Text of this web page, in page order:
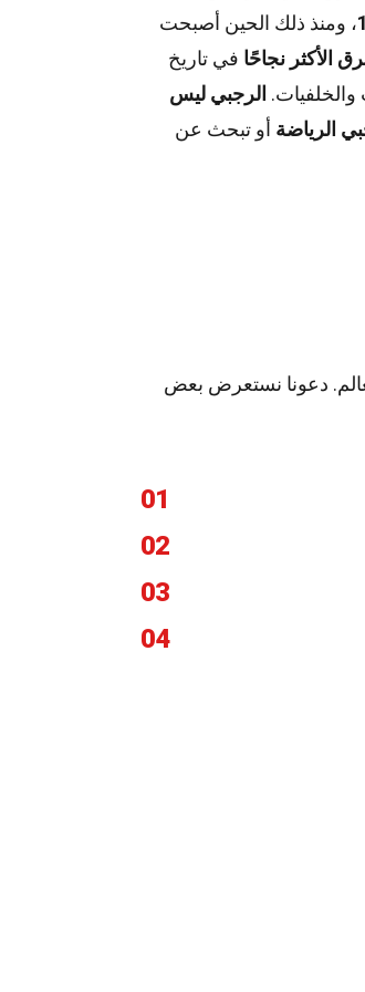
، ومنذ ذلك الحين أصبحت
الأكثر نجاحًا في تاريخ
الرجبي ليس
الرياضة أو تبحث عن
دعونا نستعرض بعض
01
02
03
04